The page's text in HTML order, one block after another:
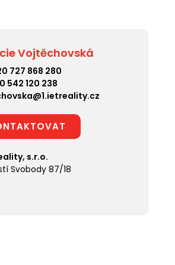
Vojtěchovská
727 868 280
542 120 238
s.r.o.
Svobody 87/18